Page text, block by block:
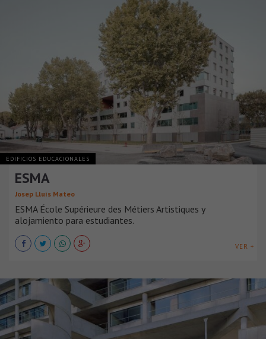
EDIFICIOS EDUCACIONALES
ESMA
Josep Lluís Mateo
ESMA École Supérieure des Métiers Artistiques y
alojamiento para estudiantes.
VER +